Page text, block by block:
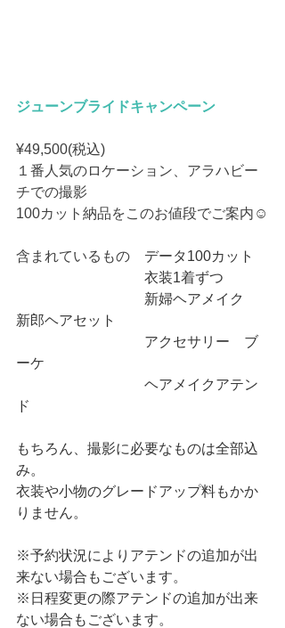
ジューンブライドキャンペーン
¥49,500(税込)
１番人気のロケーション、アラハビー
チでの撮影
100カット納品をこのお値段でご案内☺︎
含まれているもの データ100カット
衣装1着ずつ
新婦ヘアメイク
新郎ヘアセット
アクセサリー　ブ
ーケ
ヘアメイクアテン
ド
もちろん、撮影に必要なものは全部込
み。
衣装や小物のグレードアップ料もかか
りません。
※予約状況によりアテンドの追加が出
来ない場合もございます。
※日程変更の際アテンドの追加が出来
ない場合もございます。